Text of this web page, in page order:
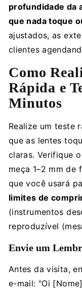
profundidade da
que nada toque
ajustados, as
clientes
Como
Rápida e
Minutos
Realize um teste
que as lentes
claras. Verifique
meça 1–2 mm
que você usará
limites de
(instrumentos
reproduzível
Envie um
Antes da visita,
e-mail: "Oi